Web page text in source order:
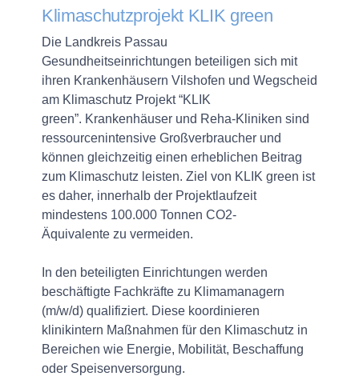
Klimaschutzprojekt KLIK green
Die Landkreis Passau
Gesundheitseinrichtungen beteiligen sich mit
ihren Krankenhäusern Vilshofen und Wegscheid
am Klimaschutz Projekt “KLIK
green”. Krankenhäuser und Reha-Kliniken sind
ressourcenintensive Großverbraucher und
können gleichzeitig einen erheblichen Beitrag
zum Klimaschutz leisten. Ziel von KLIK green ist
es daher, innerhalb der Projektlaufzeit
mindestens 100.000 Tonnen CO2-
Äquivalente zu vermeiden.
In den beteiligten Einrichtungen werden
beschäftigte Fachkräfte zu Klimamanagern
(m/w/d) qualifiziert. Diese koordinieren
klinikintern Maßnahmen für den Klimaschutz in
Bereichen wie Energie, Mobilität, Beschaffung
oder Speisenversorgung.